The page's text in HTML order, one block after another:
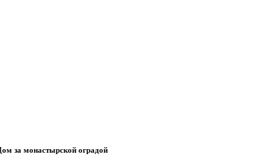
за монастырской оградой